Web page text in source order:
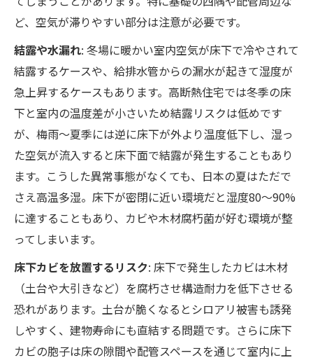
ど、空気が滞りやすい部分は注意が必要です。
結露や水漏れ: 冬場に暖かい室内空気が床下で冷やされて
結露するケースや、給排水管からの漏水が起きて湿度が
急上昇するケースもあります。高断熱住宅では冬季の床
下と室内の温度差が小さいため結露リスクは低めです
が、梅雨〜夏季には逆に床下が外より温度低下し、湿っ
た空気が流入すると床下面で結露が発生することもあり
ます。こうした異常事態がなくても、日本の夏はただで
さえ高温多湿。床下が密閉に近い環境だと湿度80〜90%
に達することもあり、カビや木材腐朽菌が好む環境が整
ってしまいます。
床下カビを放置するリスク: 床下で発生したカビは木材
（土台や大引きなど）を腐朽させ構造耐力を低下させる
恐れがあります。土台が脆くなるとシロアリ被害も誘発
しやすく、建物寿命にも直結する問題です。さらに床下
カビの胞子は床の隙間や配管スペースを通じて室内に上